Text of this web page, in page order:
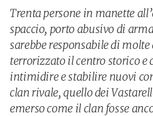
Trenta persone in manette
spaccio, porto abusivo di
sarebbe responsabile di molte
terrorizzato il centro storico e
intimidire e stabilire nuovi
clan rivale, quello dei
emerso come il clan fosse